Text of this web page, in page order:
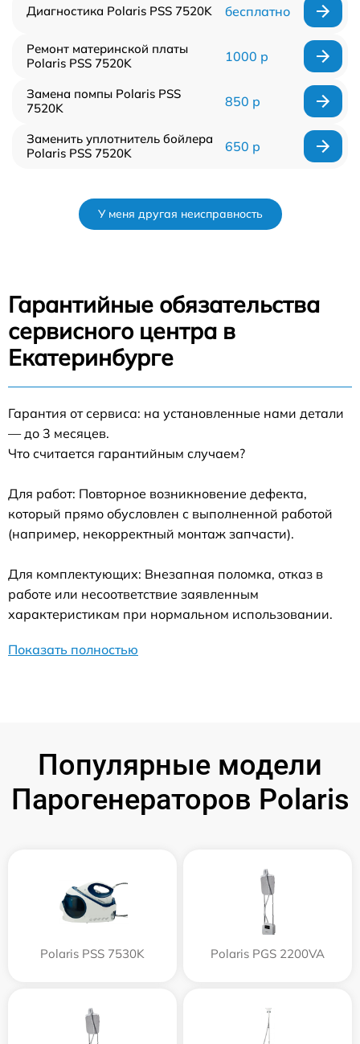
Диагностика Polaris PSS 7520K бесплатно
Ремонт материнской платы
Polaris PSS 7520K
1000 р
Замена помпы Polaris PSS
7520K
850 р
Заменить уплотнитель бойлера
Polaris PSS 7520K
650 р
У меня другая неисправность
Гарантийные обязательства
сервисного центра в
Екатеринбурге
Гарантия от сервиса: на установленные нами детали
— до 3 месяцев.
Что считается гарантийным случаем?
Для работ: Повторное возникновение дефекта,
который прямо обусловлен с выполненной работой
(например, некорректный монтаж запчасти).
Для комплектующих: Внезапная поломка, отказ в
работе или несоответствие заявленным
характеристикам при нормальном использовании.
Показать полностью
Популярные модели
Парогенераторов Polaris
Polaris PSS 7530K Polaris PGS 2200VA